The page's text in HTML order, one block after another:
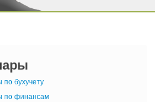
бухучету
по финансам